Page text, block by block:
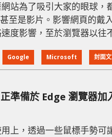
站為了吸引大家的眼球，
至是影片。影響網頁的戴
度影響，至於瀏覽器以往
作為替代品，今次編輯
Edge Microsoft
Google Microsoft 封面
準備於 Edge 瀏覽器加
上，透過一些鼠標手勢可